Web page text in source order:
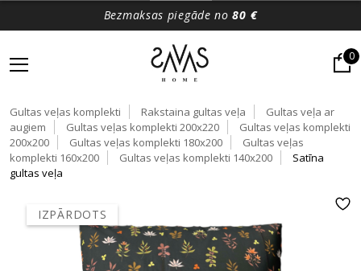
Bezmaksas piegāde no80 €
0
Gultas veļas komplekti Rakstaina gultas veļa
Gultas veļa ar
augiem
Gultas veļas komplekti 200x220
Gultas veļas komplekti
200x200
Gultas veļas komplekti 180x200
Gultas veļas
komplekti 160x200
Gultas veļas komplekti 140x200
Satīna
gultas veļa
IZPĀRDOTS